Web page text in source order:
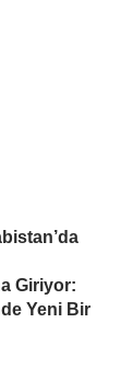
Giriyor:
Yeni Bir